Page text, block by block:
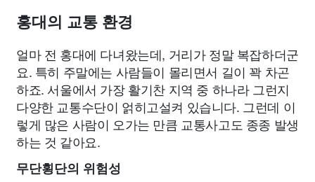
홍대의 교통 환경
얼마 전 홍대에 다녀왔는데, 거리가 정말 복잡하더군
요. 특히 주말에는 사람들이 몰리면서 길이 꽉 차곤
하죠. 서울에서 가장 활기찬 지역 중 하나라 그런지
다양한 교통수단이 얽히고설켜 있습니다. 그런데 이
렇게 많은 사람이 오가는 만큼 교통사고도 종종 발생
하는 것 같아요.
무단횡단의 위험성